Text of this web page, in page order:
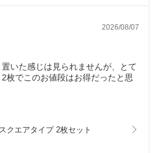
2026/08/07
いた感じは見られませんが、とて
枚でこのお値段はお得だったと思
クエアタイプ 2枚セット